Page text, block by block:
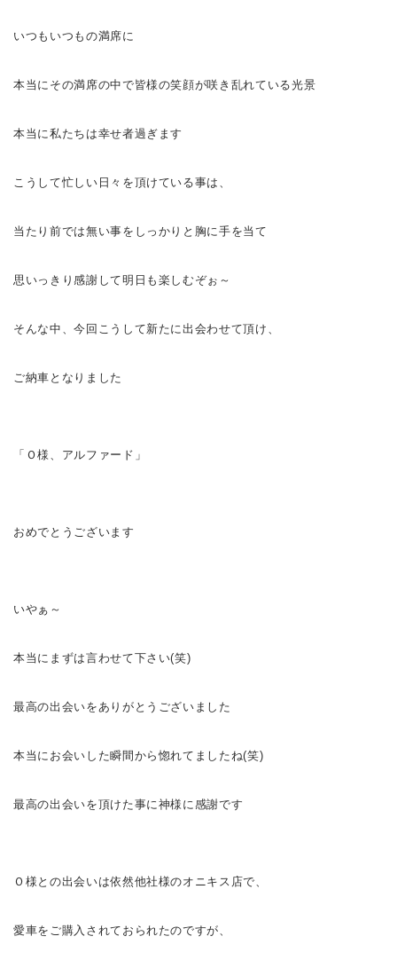
いつもいつもの満席に
本当にその満席の中で皆様の笑顔が咲き乱れている光景
本当に私たちは幸せ者過ぎます
こうして忙しい日々を頂けている事は、
当たり前では無い事をしっかりと胸に手を当て
思いっきり感謝して明日も楽しむぞぉ～
そんな中、今回こうして新たに出会わせて頂け、
ご納車となりました
「Ｏ様、アルファード」
おめでとうございます
いやぁ～
本当にまずは言わせて下さい(笑)
最高の出会いをありがとうございました
本当にお会いした瞬間から惚れてましたね(笑)
最高の出会いを頂けた事に神様に感謝です
Ｏ様との出会いは依然他社様のオニキス店で、
愛車をご購入されておられたのですが、